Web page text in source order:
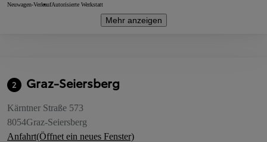
Neuwagen-VerkaufAutorisierte Werkstatt
Mehr anzeigen
2 Graz-Seiersberg
Kärntner Straße 573
8054Graz-Seiersberg
Anfahrt(Öffnet ein neues Fenster)